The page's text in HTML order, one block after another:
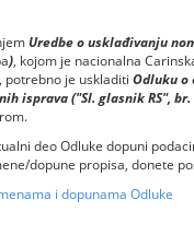
Uredbe o usklađivanju
), kojom je nacionalna
potrebno je uskladiti Odluku o
isprava ("Sl. glasnik RS",
deo Odluke dopuni
dopune propisa, donete
i dopunama Odluke